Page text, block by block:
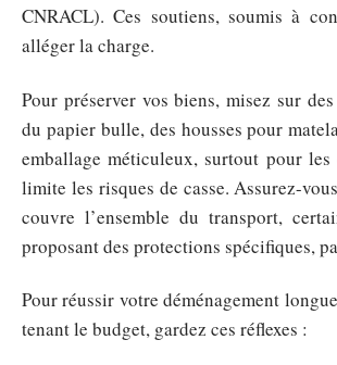
CNRACL). Ces soutiens, soumis à
alléger la charge.
Pour préserver vos biens, misez sur
du papier bulle, des housses pour
emballage méticuleux, surtout pour les
limite les risques de casse. Assurez-
couvre l’ensemble du transport,
proposant des protections spécifiques,
Pour réussir votre déménagement
tenant le budget, gardez ces réflexes :